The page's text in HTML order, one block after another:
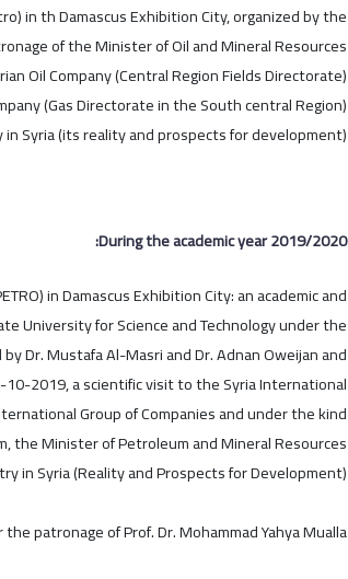
in th Damascus Exhibition City, organized by the
of the Minister of Oil and Mineral Resources.
Oil Company (Central Region Fields Directorate).
(Gas Directorate in the South central Region).
Syria (its reality and prospects for development).
During the academic year 2019/2020:
in Damascus Exhibition City: an academic and
University for Science and Technology under the
Dr. Mustafa Al-Masri and Dr. Adnan Oweijan and
2019, a scientific visit to the Syria International
Group of Companies and under the kind
the Minister of Petroleum and Mineral Resources.
in Syria (Reality and Prospects for Development)
patronage of Prof. Dr. Mohammad Yahya Mualla